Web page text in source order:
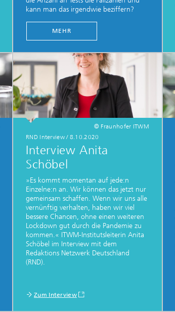
kann man das irgendwie beziffern?
MEHR
© Fraunhofer ITWM
RND Interview/ 8.10.2020
Interview Anita
Schöbel
»Es kommt momentan auf jede:n
Einzelne:n an. Wir können das jetzt nur
gemeinsam schaffen. Wenn wir uns alle
vernünftig verhalten, haben wir viel
bessere Chancen, ohne einen weiteren
Lockdown gut durch die Pandemie zu
kommen.« ITWM-Institutsleiterin Anita
Schöbel im Interview mit dem
Redaktions Netzwerk Deutschland
(RND).
Zum Interview